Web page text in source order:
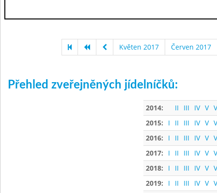
Květen 2017 Červen 2017
Přehled zveřejněných jídelníčků:
2014: II III IV V
2015:
I II III IV V
2016:
I II III IV V
2017:
I II III IV V
2018:
I II III IV V
2019:
I II III IV V